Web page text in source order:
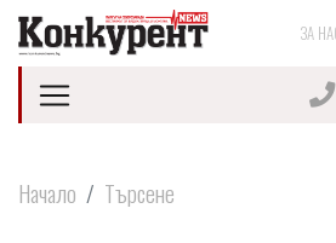
ЗА
Начало Търсене